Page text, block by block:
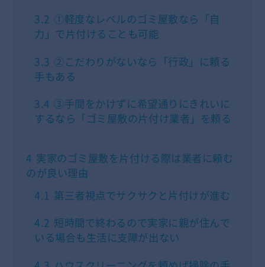
3.2 ①軽度なレベルのゴミ屋敷なら「自
力」で片付けることも可能
3.3 ②こだわりがないなら「行政」に頼る
手もある
3.4 ③手間をかけずに希望通りにきれいに
するなら「ゴミ屋敷の片付け業者」を頼る
4 実家のゴミ屋敷を片付ける際は業者に頼む
のが良い理由
4.1 第三者視点でサクサクと片付けが進む
4.2 短時間で終わるので実家に親が住んで
いる場合も生活に支障が出ない